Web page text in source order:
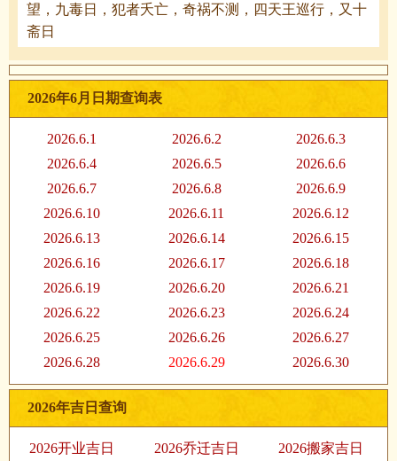
望，九毒日，犯者夭亡，奇祸不测，四天王巡行，又十
斋日
2026年6月日期查询表
2026.6.1 2026.6.2
2026.6.3
2026.6.4
2026.6.5
2026.6.6
2026.6.7
2026.6.8
2026.6.9
2026.6.10
2026.6.11
2026.6.12
2026.6.13
2026.6.14
2026.6.15
2026.6.16
2026.6.17
2026.6.18
2026.6.19
2026.6.20
2026.6.21
2026.6.22
2026.6.23
2026.6.24
2026.6.25
2026.6.26
2026.6.27
2026.6.28
2026.6.29 2026.6.30
2026年吉日查询
2026开业吉日 2026乔迁吉日
2026搬家吉日